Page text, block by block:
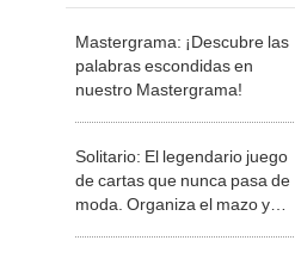
Mastergrama: ¡Descubre las
palabras escondidas en
nuestro Mastergrama!
Solitario: El legendario juego
de cartas que nunca pasa de
moda. Organiza el mazo y